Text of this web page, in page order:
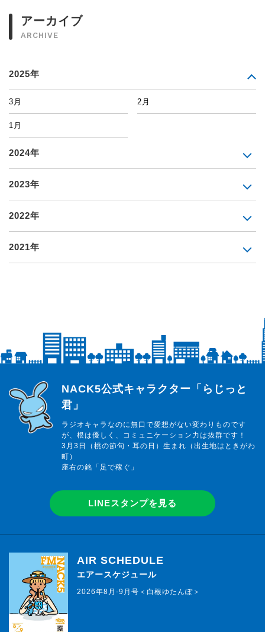
アーカイブ
ARCHIVE
2025年
3月 2月
1月
2024年
2023年
2022年
2021年
らじっと君
NACK5公式キャラクター「らじっと
君」
ラジオキャラなのに無口で愛想がない変わりものです
が、根は優しく、コミュニケーション力は抜群です！
3月3日（桃の節句・耳の日）生まれ（出生地はときがわ
町）
座右の銘「足で稼ぐ」
LINEスタンプを見る
AIR SCHEDULE
エアースケジュール
2026年8月-9月号＜白根ゆたんぽ＞